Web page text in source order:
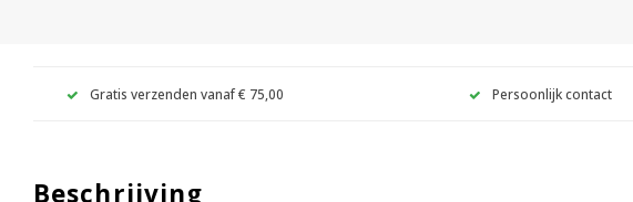
Gratis verzenden vanaf € 75,00 Persoonlijk contact
Beschrijving